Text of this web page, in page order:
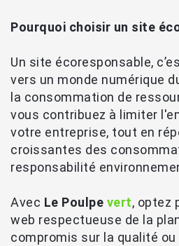
Pourquoi choisir un site
Un site écoresponsable,
vers un monde numérique
la consommation de
vous contribuez à limiter
votre entreprise, tout en
croissantes des
responsabilité
Avec Le Poulpe vert, optez
web respectueuse de la
compromis sur la qualité